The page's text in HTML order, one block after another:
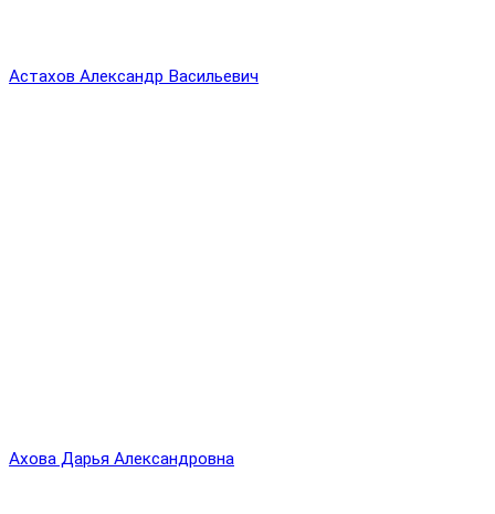
Астахов Александр Васильевич
Ахова Дарья Александровна